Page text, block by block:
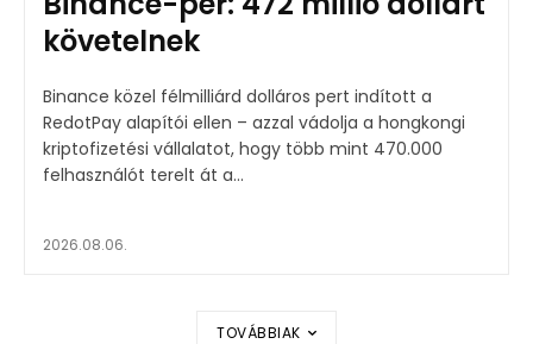
követelnek
Binance közel félmilliárd dolláros pert indított a
RedotPay alapítói ellen – azzal vádolja a hongkongi
kriptofizetési vállalatot, hogy több mint 470.000
felhasználót terelt át a...
2026.08.06.
TOVÁBBIAK